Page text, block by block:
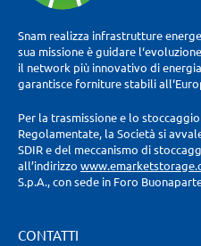
Snam realizza infrastrutture
sua missione è guidare
il network più innovativo di
garantisce forniture stabili
Per la trasmissione e lo
Regolamentate, la Società si
SDIR e del meccanismo di
all’indirizzo
S.p.A., con sede in Foro
CONTATTI